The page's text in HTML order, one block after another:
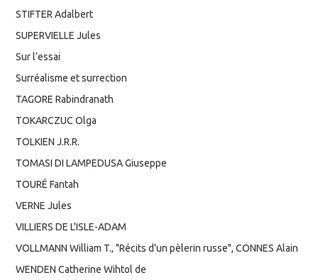
STIFTER Adalbert
SUPERVIELLE Jules
Sur l’essai
Surréalisme et surrection
TAGORE Rabindranath
TOKARCZUC Olga
TOLKIEN J.R.R.
TOMASI DI LAMPEDUSA Giuseppe
TOURÉ Fantah
VERNE Jules
VILLIERS DE L'ISLE-ADAM
VOLLMANN William T., "Récits d'un pèlerin russe", CONNES Alain
WENDEN Catherine Wihtol de